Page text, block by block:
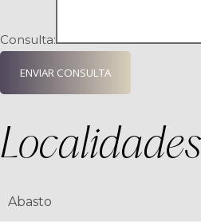
Consulta:
ENVIAR CONSULTA
Localidades
Abasto